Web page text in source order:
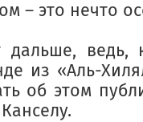
– это нечто
дальше, ведь,
из «Аль-
об этом